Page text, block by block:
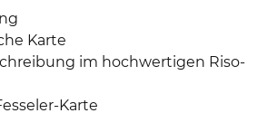
Karte
im hochwertigen Riso-
Karte